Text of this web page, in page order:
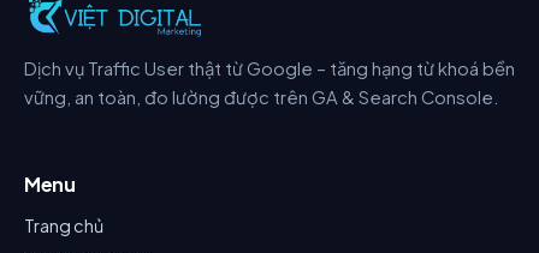
Dịch vụ Traffic User thật từ Google – tăng hạng từ khoá bền
vững, an toàn, đo lường được trên GA & Search Console.
Menu
Trang chủ